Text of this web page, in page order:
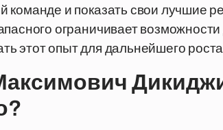
и показать свои лучшие
ограничивает
этот опыт для дальнейшего